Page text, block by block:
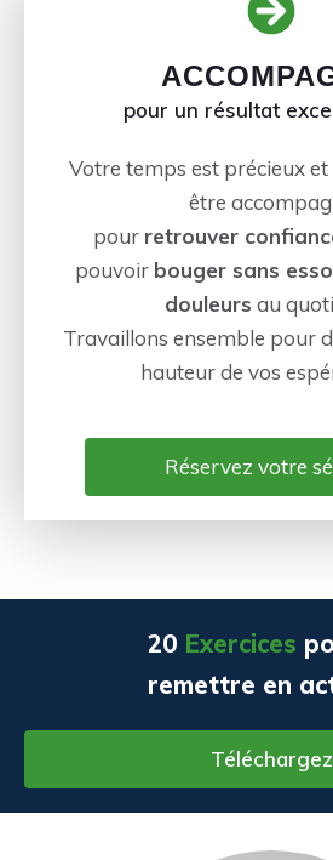
pour un résultat
Votre temps est précieux
être
pour retrouver
pouvoir bouger sans
douleurs au
Travaillons ensemble pour
hauteur de vos
Réservez votre
20 Exercices
remettre en
Téléchargez